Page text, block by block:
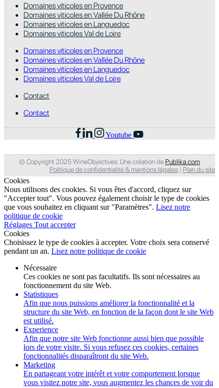
Domaines viticoles en Provence
Domaines viticoles en Vallée Du Rhône
Domaines viticoles en Languedoc
Domaines viticoles Val de Loire
Domaines viticoles en Provence
Domaines viticoles en Vallée Du Rhône
Domaines viticoles en Languedoc
Domaines viticoles Val de Loire
Contact
Contact
Youtube
© Copyright 2025 WineObjectives. Une création de Publika.com
Politique de confidentialité & mentions légales | Plan du site
Cookies
Nous utilisons des cookies. Si vous êtes d'accord, cliquez sur
"Accepter tout". Vous pouvez également choisir le type de cookies
que vous souhaitez en cliquant sur "Paramètres". Lisez notre
politique de cookie
Réglages Tout accepter
Cookies
Choisissez le type de cookies à accepter. Votre choix sera conservé
pendant un an. Lisez notre politique de cookie
Nécessaire
Ces cookies ne sont pas facultatifs. Ils sont nécessaires au
fonctionnement du site Web.
Statistiques
Afin que nous puissions améliorer la fonctionnalité et la
structure du site Web, en fonction de la façon dont le site Web
est utilisé.
Experience
Afin que notre site Web fonctionne aussi bien que possible
lors de votre visite. Si vous refusez ces cookies, certaines
fonctionnalités disparaîtront du site Web.
Marketing
En partageant votre intérêt et votre comportement lorsque
vous visitez notre site, vous augmentez les chances de voir du